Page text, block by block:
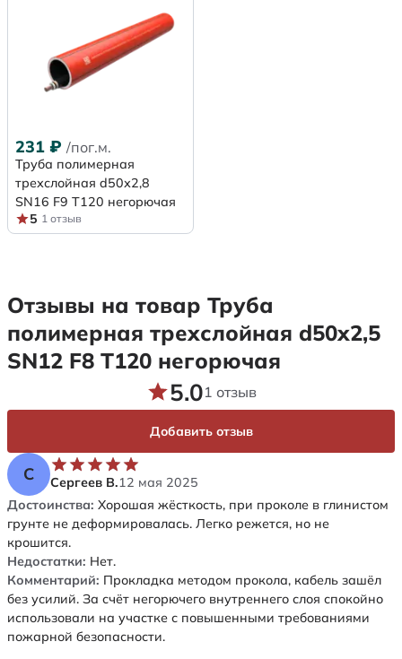
231 ₽ /пог.м.
Труба полимерная
трехслойная d50х2,8
SN16 F9 Т120 негорючая
5 1 отзыв
Отзывы на товар Труба
полимерная трехслойная d50х2,5
SN12 F8 Т120 негорючая
С Сергеев В.12 мая 2025
Достоинства: Хорошая жёсткость, при проколе в глинистом
грунте не деформировалась. Легко режется, но не
крошится.
Недостатки: Нет.
Комментарий: Прокладка методом прокола, кабель зашёл
без усилий. За счёт негорючего внутреннего слоя спокойно
использовали на участке с повышенными требованиями
пожарной безопасности.
5.01 отзыв
Добавить отзыв